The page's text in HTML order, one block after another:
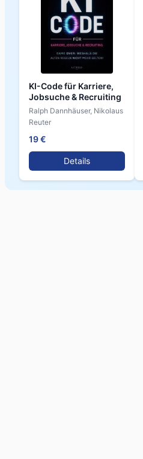
KI-Code für Karriere,
Jobsuche & Recruiting
Ralph Dannhäuser, Nikolaus
Reuter
19 €
Details